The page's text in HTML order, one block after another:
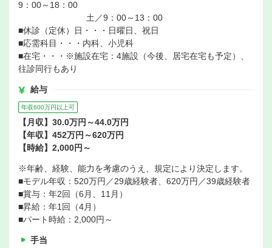
9：00～18：00
土／9：00～13：00
■休診（定休）日・・・日曜日、祝日
■応需科目・・・内科、小児科
■在宅・・・※施設在宅：4施設（今後、居宅在宅も予定）、
往診同行もあり
給与
年収600万円以上可
【月収】30.0万円～44.0万円
【年収】452万円～620万円
【時給】2,000円～
※年齢、経験、能力を考慮のうえ、規定により決定します。
■モデル年収：520万円／29歳経験者、620万円／39歳経験者
■賞与：年2回（6月、11月）
■昇給：年1回（4月）
■パート時給：2,000円～
手当